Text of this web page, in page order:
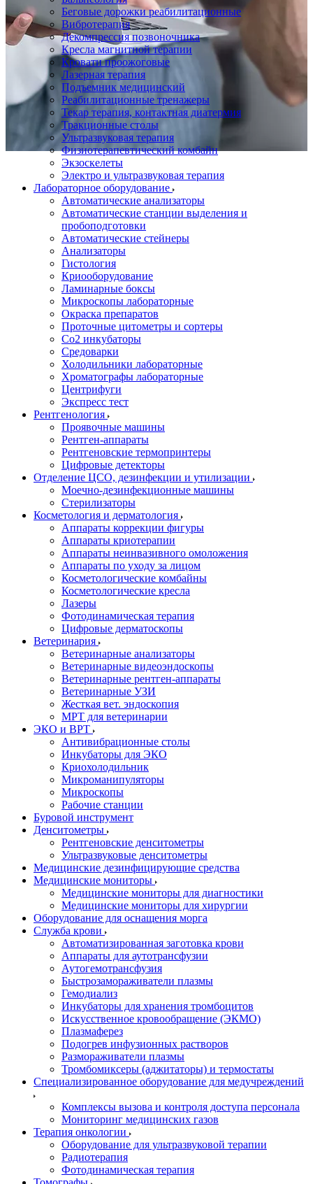
Беговые дорожки реабилитационные
Вибротерапия
Декомпрессия позвоночника
Кресла магнитной терапии
Кровати проожоговые
Лазерная терапия
Подъемник медицинский
Реабилитационные тренажеры
Текар терапия, контактная диатермия
Тракционные столы
Ультразвуковая терапия
Физиотерапевтический комбайн
Экзоскелеты
Электро и ультразвуковая терапия
Лабораторное оборудование
Автоматические анализаторы
Автоматические станции выделения и
пробоподготовки
Автоматические стейнеры
Анализаторы
Гистология
Криооборудование
Ламинарные боксы
Микроскопы лабораторные
Окраска препаратов
Проточные цитометры и сортеры
Со2 инкубаторы
Средоварки
Холодильники лабораторные
Хроматографы лабораторные
Центрифуги
Экспресс тест
Рентгенология
Проявочные машины
Рентген-аппараты
Рентгеновские термопринтеры
Цифровые детекторы
Отделение ЦСО, дезинфекции и утилизации
Моечно-дезинфекционные машины
Стерилизаторы
Косметология и дерматология
Аппараты коррекции фигуры
Аппараты криотерапии
Аппараты неинвазивного омоложения
Аппараты по уходу за лицом
Косметологические комбайны
Косметологические кресла
Лазеры
Фотодинамическая терапия
Цифровые дерматоскопы
Ветеринария
Ветеринарные анализаторы
Ветеринарные видеоэндоскопы
Ветеринарные рентген-аппараты
Ветеринарные УЗИ
Жесткая вет. эндоскопия
МРТ для ветеринарии
ЭКО и ВРТ
Антивибрационные столы
Инкубаторы для ЭКО
Криохолодильник
Микроманипуляторы
Микроскопы
Рабочие станции
Буровой инструмент
Денситометры
Рентгеновские денситометры
Ультразвуковые денситометры
Медицинские дезинфицирующие средства
Медицинские мониторы
Медицинские мониторы для диагностики
Медицинские мониторы для хирургии
Оборудование для оснащения морга
Служба крови
Автоматизированная заготовка крови
Аппараты для аутотрансфузии
Аутогемотрансфузия
Быстрозамораживатели плазмы
Гемодиализ
Инкубаторы для хранения тромбоцитов
Искусственное кровообращение (ЭКМО)
Плазмаферез
Подогрев инфузионных растворов
Размораживатели плазмы
Тромбомиксеры (аджитаторы) и термостаты
Специализированное оборудование для медучреждений
Комплексы вызова и контроля доступа персонала
Мониторинг медицинских газов
Терапия онкологии
Оборудование для ультразвуковой терапии
Радиотерапия
Фотодинамическая терапия